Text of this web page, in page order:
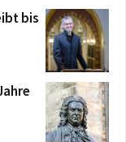
bis